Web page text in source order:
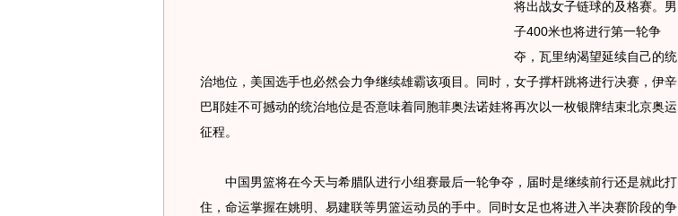
将出战女子链球的及格赛。男
子400米也将进行第一轮争
夺，瓦里纳渴望延续自己的统
治地位，美国选手也必然会力争继续雄霸该项目。同时，女子撑杆跳将进行决赛，伊辛
巴耶娃不可撼动的统治地位是否意味着同胞菲奥法诺娃将再次以一枚银牌结束北京奥运
征程。
中国男篮将在今天与希腊队进行小组赛最后一轮争夺，届时是继续前行还是就此打
住，命运掌握在姚明、易建联等男篮运动员的手中。同时女足也将进入半决赛阶段的争